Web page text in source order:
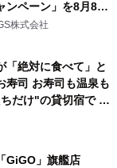
ンペーン」を8月8日
株式会社
「絶対に食べて」と
寿司 お寿司も温泉も
だけ"の貸切宿で 1
泉 絵島別庭 海と
ン
GiGO」旗艦店